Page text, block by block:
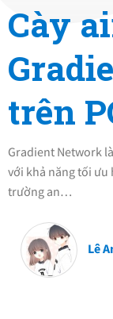
Cày
trên
Gradient Network
với khả năng tối ưu
trường an…
Lê